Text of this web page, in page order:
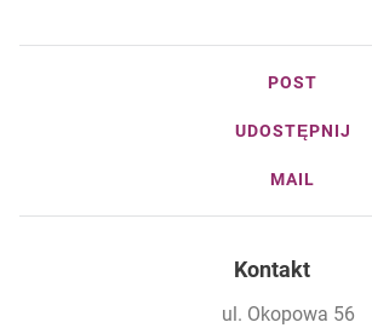
POST
UDOSTĘPNIJ
MAIL
Kontakt
ul. Okopowa 56